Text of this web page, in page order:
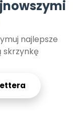
najlepsze
skrzynkę